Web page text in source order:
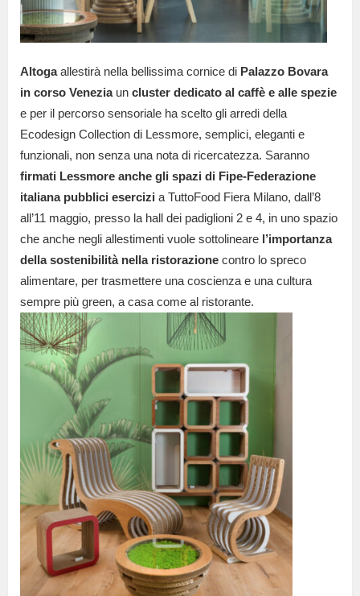
Altogaallestirà nella bellissima cornice di Palazzo Bovara
in corso Veneziaun cluster dedicato al caffè e alle spezie
e per il percorso sensoriale ha scelto gli arredi della
Ecodesign Collection di Lessmore, semplici, eleganti e
funzionali, non senza una nota di ricercatezza. Saranno
firmati Lessmore anche gli spazi di Fipe-Federazione
italiana pubblici esercizi a TuttoFood Fiera Milano, dall’8
all’11 maggio, presso la hall dei padiglioni 2 e 4, in uno spazio
che anche negli allestimenti vuole sottolineare l’importanza
della sostenibilità nella ristorazione contro lo spreco
alimentare, per trasmettere una coscienza e una cultura
sempre più green, a casa come al ristorante.